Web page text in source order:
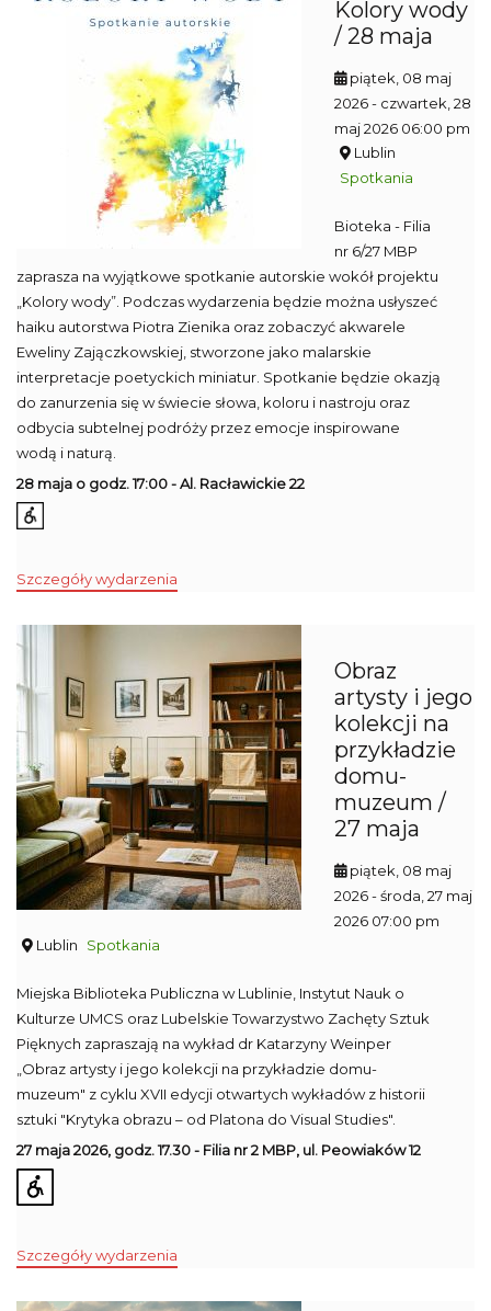
Kolory wody
/ 28 maja
piątek, 08 maj
2026- czwartek, 28
maj 2026 06:00 pm
Lublin
Spotkania
Bioteka - Filia
nr 6/27 MBP
zaprasza na wyjątkowe spotkanie autorskie wokół projektu
„Kolory wody”. Podczas wydarzenia będzie można usłyszeć
haiku autorstwa Piotra Zienika oraz zobaczyć akwarele
Eweliny Zajączkowskiej, stworzone jako malarskie
interpretacje poetyckich miniatur. Spotkanie będzie okazją
do zanurzenia się w świecie słowa, koloru i nastroju oraz
odbycia subtelnej podróży przez emocje inspirowane
wodą i naturą.
28 maja o godz. 17:00 - Al. Racławickie 22
Szczegóły wydarzenia
Obraz
artysty i jego
kolekcji na
przykładzie
domu-
muzeum /
27 maja
piątek, 08 maj
2026- środa, 27 maj
2026 07:00 pm
Lublin
Spotkania
Miejska Biblioteka Publiczna w Lublinie, Instytut Nauk o
Kulturze UMCS oraz Lubelskie Towarzystwo Zachęty Sztuk
Pięknych zapraszają na wykład dr Katarzyny Weinper
„Obraz artysty i jego kolekcji na przykładzie domu-
muzeum" z cyklu XVII edycji otwartych wykładów z historii
sztuki "Krytyka obrazu – od Platona do Visual Studies".
27 maja 2026, godz. 17.30 - Filia nr 2 MBP, ul. Peowiaków 12
Szczegóły wydarzenia